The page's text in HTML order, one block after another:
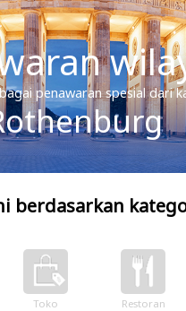
penawaran spesial dari
berdasarkan
Toko Restoran